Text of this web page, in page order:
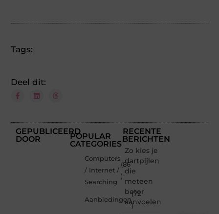
Tags:
Deel dit:
GEPUBLICEERD
DOOR
POPULAR
CATEGORIES
Computers
/ Internet /
Searching
(86
)
Aanbiedingen
(72
)
RECENTE
BERICHTEN
Zo kies je
dartpijlen
die
meteen
beter
aanvoelen